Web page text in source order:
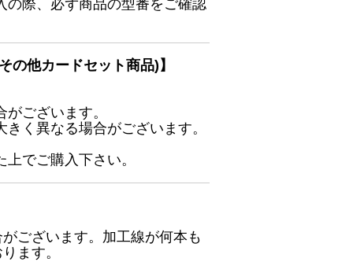
の際、必ず商品の型番をご確認
の他カードセット商品)】
ございます。
く異なる場合がございます。
でご購入下さい。
ございます。加工線が何本も
ます。